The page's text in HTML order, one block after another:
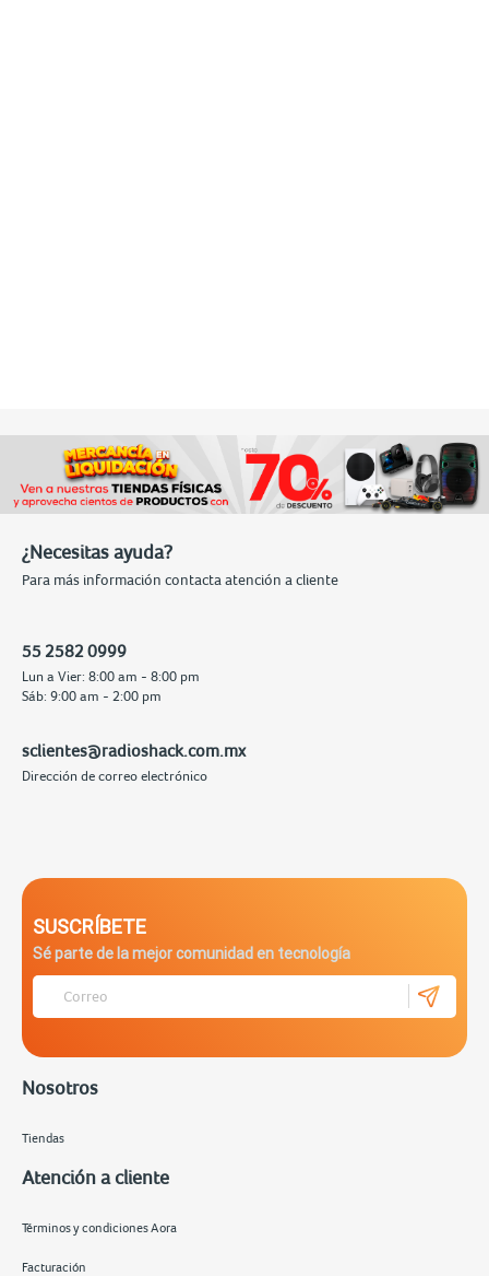
¿Necesitas ayuda?
Para más información contacta atención a cliente
55 2582 0999
Lun a Vier: 8:00 am - 8:00 pm
Sáb: 9:00 am - 2:00 pm
sclientes@radioshack.com.mx
Dirección de correo electrónico
SUSCRÍBETE
Sé parte de la mejor comunidad en tecnología
Nosotros
Tiendas
Atención a cliente
Términos y condiciones Aora
Facturación